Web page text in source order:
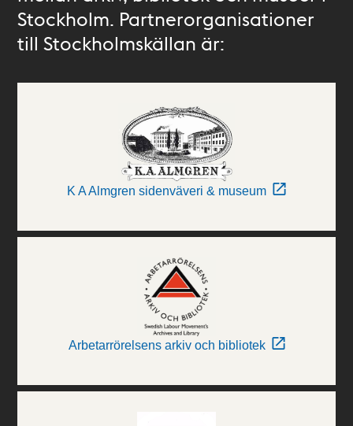
Stockholm. Partnerorganisationer
till Stockholmskällan är:
K A Almgren sidenväveri & museum
Arbetarrörelsens arkiv och bibliotek